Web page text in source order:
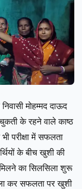
मोहम्मद दाऊद
के रहने वाले काष्ठ
परीक्षा में सफलता
के बीच खुशी की
का सिलसिला शुरू
कर सफलता पर खुशी